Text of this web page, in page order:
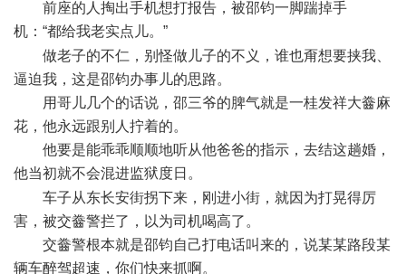
前座的人掏出手机想打报告，被邵钧一脚踹掉手
机：“都给我老实点儿。”
做老子的不仁，别怪做儿子的不义，谁也甭想要挟我、
逼迫我，这是邵钧办事儿的思路。
用哥儿几个的话说，邵三爷的脾气就是一桂发祥大齤麻
花，他永远跟别人拧着的。
他要是能乖乖顺顺地听从他爸爸的指示，去结这趟婚，
他当初就不会混进监狱度日。
车子从东长安街拐下来，刚进小街，就因为打晃得厉
害，被交齤警拦了，以为司机喝高了。
交齤警根本就是邵钧自己打电话叫来的，说某某路段某
辆车醉驾超速，你们快来抓啊。